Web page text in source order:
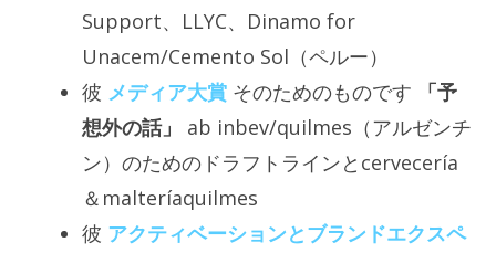
Support、LLYC、Dinamo for
Unacem/Cemento Sol（ペルー）
彼 メディア大賞 そのためのものです
「予
想外の話」
ab inbev/quilmes（アルゼンチ
ン）のためのドラフトラインとcervecería
＆malteríaquilmes
彼 アクティベーションとブランドエクスペ